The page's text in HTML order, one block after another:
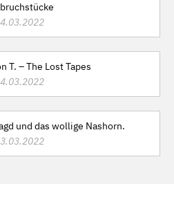
T. – The Lost Tapes
und das wollige Nashorn.